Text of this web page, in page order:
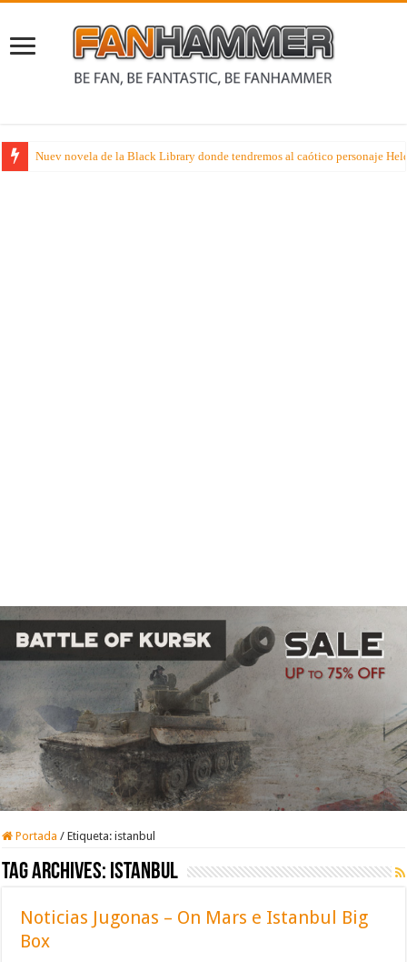
Nuev novela de la Black Library donde tendremos al caótico personaje
Portada / Etiqueta:istanbul
Tag Archives: istanbul
Noticias Jugonas – On Mars e Istanbul Big
Box